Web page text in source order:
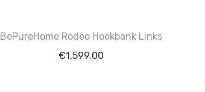
BePureHome Rodeo Hoekbank Links
€1,599.00